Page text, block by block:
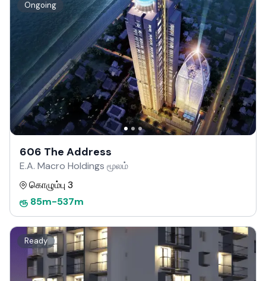
Ongoing
606 The Address
E.A. Macro Holdings மூலம்
கொழும்பு 3
ரூ 85m-537m
Ready